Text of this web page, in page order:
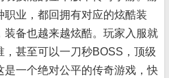
业，都回拥有对应的炫酷装
备也越来越炫酷。玩家入服就
甚至可以一刀秒BOSS，顶级
一个绝对公平的传奇游戏，快